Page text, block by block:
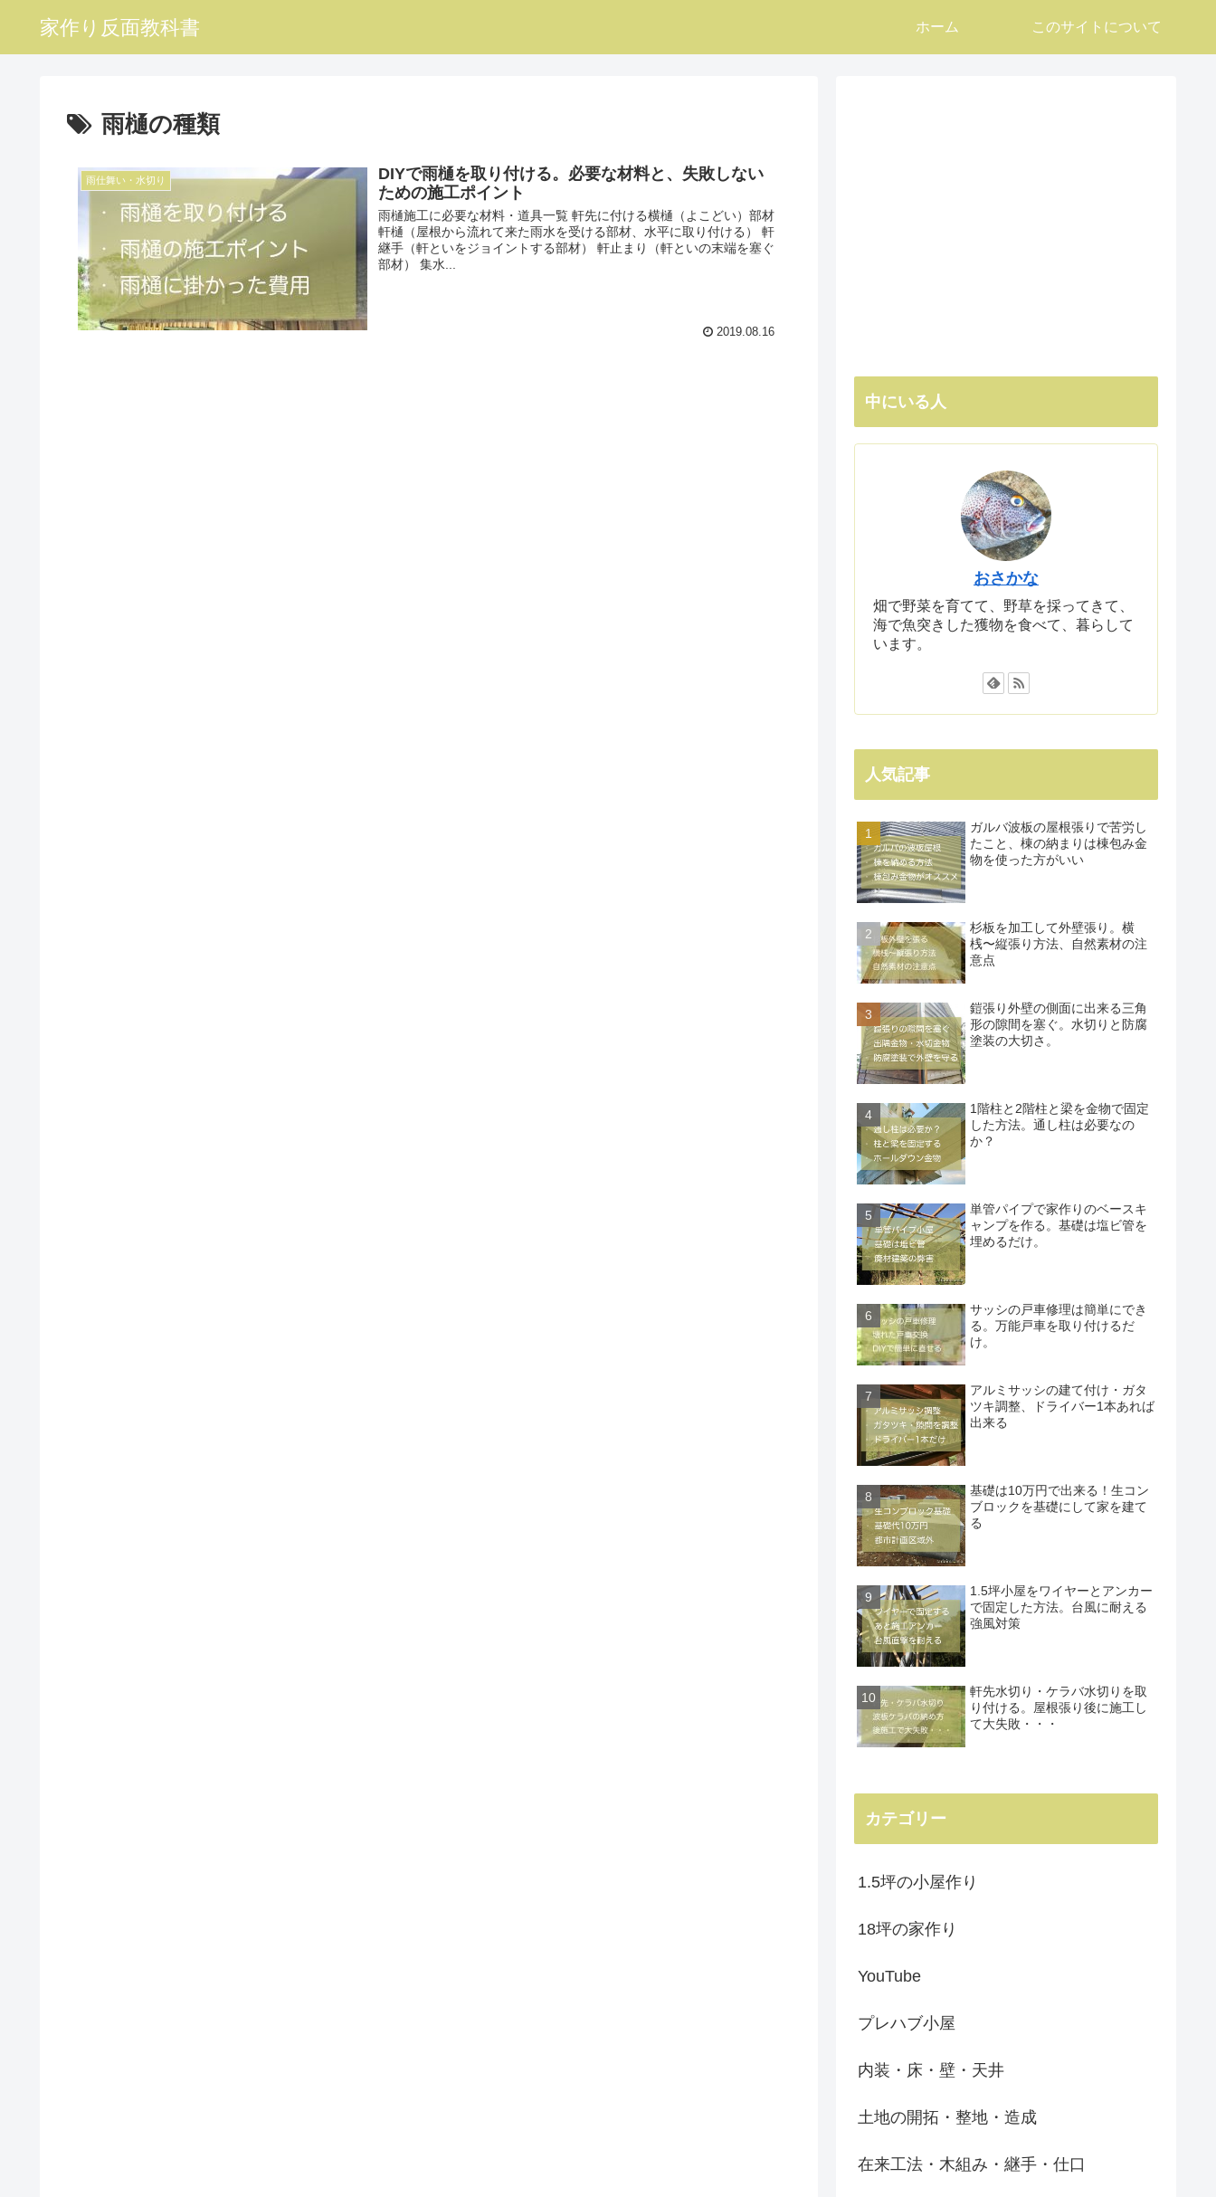
家作り反面教科書 ホーム このサイトについて
雨樋の種類
雨仕舞い・水切り
DIYで雨樋を取り付ける。必要な材料と、失敗しない
ための施工ポイント
雨樋施工に必要な材料・道具一覧 軒先に付ける横樋（よこどい）部材
軒樋（屋根から流れて来た雨水を受ける部材、水平に取り付ける） 軒
継手（軒といをジョイントする部材） 軒止まり（軒といの末端を塞ぐ
部材） 集水...
2019.08.16
中にいる人
おさかな
畑で野菜を育てて、野草を採ってきて、
海で魚突きした獲物を食べて、暮らして
います。
人気記事
ガルバ波板の屋根張りで苦労し
たこと、棟の納まりは棟包み金
物を使った方がいい
杉板を加工して外壁張り。横
桟〜縦張り方法、自然素材の注
意点
鎧張り外壁の側面に出来る三角
形の隙間を塞ぐ。水切りと防腐
塗装の大切さ。
1階柱と2階柱と梁を金物で固定
した方法。通し柱は必要なの
か？
単管パイプで家作りのベースキ
ャンプを作る。基礎は塩ビ管を
埋めるだけ。
サッシの戸車修理は簡単にでき
る。万能戸車を取り付けるだ
け。
アルミサッシの建て付け・ガタ
ツキ調整、ドライバー1本あれば
出来る
基礎は10万円で出来る！生コン
ブロックを基礎にして家を建て
る
1.5坪小屋をワイヤーとアンカー
で固定した方法。台風に耐える
強風対策
軒先水切り・ケラバ水切りを取
り付ける。屋根張り後に施工し
て大失敗・・・
カテゴリー
1.5坪の小屋作り
18坪の家作り
YouTube
プレハブ小屋
内装・床・壁・天井
土地の開拓・整地・造成
在来工法・木組み・継手・仕口